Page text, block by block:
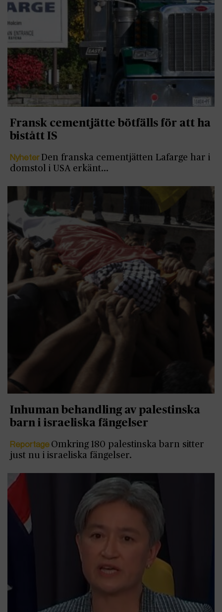
Fransk cementjätte bötfälls för att ha
bistått IS
Nyheter Den franska cementjätten Lafarge har i
domstol i USA erkänt…
Inhuman behandling av palestinska
barn i israeliska fängelser
Reportage Omkring 180 palestinska barn sitter
just nu i israeliska fängelser.